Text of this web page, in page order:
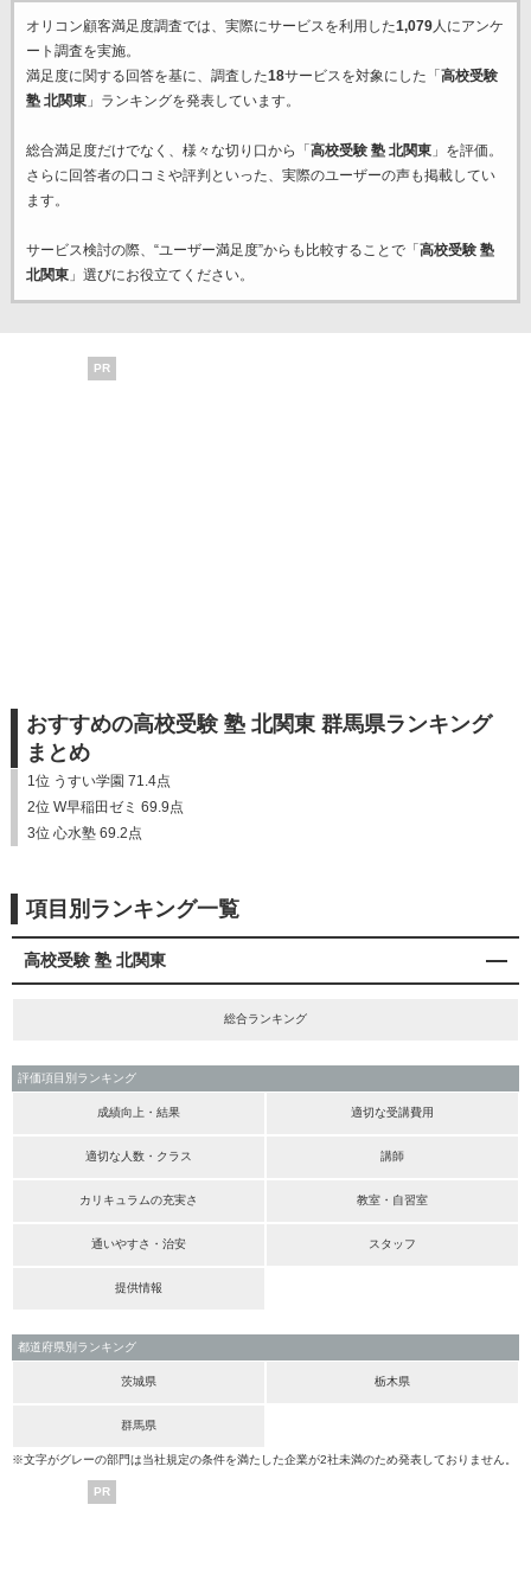
オリコン顧客満足度調査では、実際にサービスを利用した1,079人にアンケ
ート調査を実施。
満足度に関する回答を基に、調査した18サービスを対象にした「 高校受験
塾 北関東」ランキングを発表しています。
総合満足度だけでなく、様々な切り口から「 高校受験 塾 北関東」を評価。
さらに回答者の口コミや評判といった、実際のユーザーの声も掲載してい
ます。
サービス検討の際、“ユーザー満足度”からも比較することで「 高校受験 塾
北関東」選びにお役立てください。
PR
おすすめの高校受験 塾 北関東 群馬県ランキング
まとめ
1位 うすい学園 71.4点
2位 W早稲田ゼミ 69.9点
3位 心水塾 69.2点
項目別ランキング一覧
高校受験 塾 北関東
総合ランキング
評価項目別ランキング
成績向上・結果 適切な受講費用
適切な人数・クラス 講師
カリキュラムの充実さ 教室・自習室
通いやすさ・治安 スタッフ
提供情報
都道府県別ランキング
茨城県 栃木県
群馬県
※文字がグレーの部門は当社規定の条件を満たした企業が2社未満のため発表しておりません。
PR